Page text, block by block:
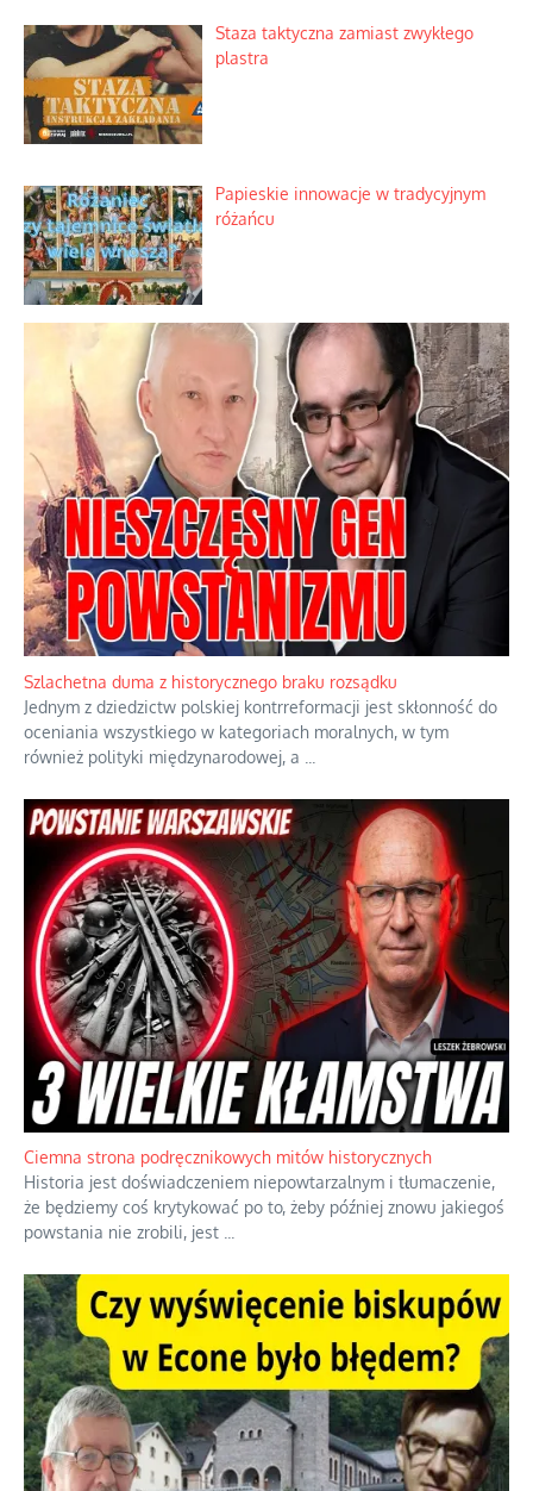
Staza taktyczna zamiast zwykłego
plastra
Papieskie innowacje w tradycyjnym
różańcu
Szlachetna duma z historycznego braku rozsądku
Jednym z dziedzictw polskiej kontrreformacji jest skłonność do
oceniania wszystkiego w kategoriach moralnych, w tym
również polityki międzynarodowej, a
Ciemna strona podręcznikowych mitów historycznych
Historia jest doświadczeniem niepowtarzalnym i tłumaczenie,
że będziemy coś krytykować po to, żeby później znowu jakiegoś
powstania nie zrobili, jest